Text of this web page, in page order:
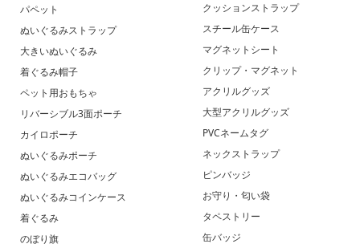
パペット
ぬいぐるみストラップ
大きいぬいぐるみ
着ぐるみ帽子
ペット用おもちゃ
リバーシブル3面ポーチ
カイロポーチ
ぬいぐるみポーチ
ぬいぐるみエコバッグ
ぬいぐるみコインケース
着ぐるみ
のぼり旗
クッションストラップ
スチール缶ケース
マグネットシート
クリップ・マグネット
アクリルグッズ
大型アクリルグッズ
PVCネームタグ
ネックストラップ
ピンバッジ
お守り・匂い袋
タペストリー
缶バッジ